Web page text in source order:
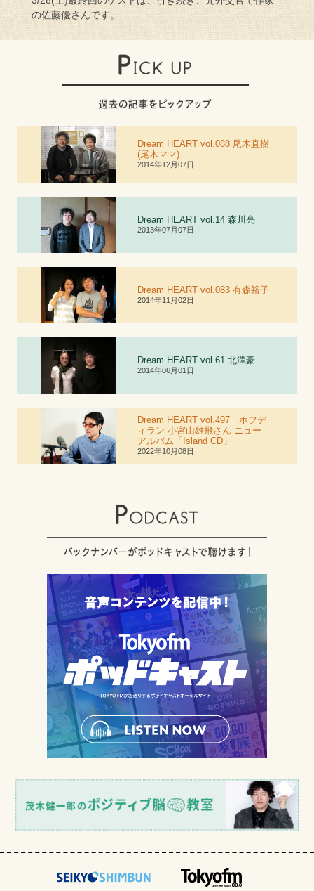
の佐藤優さんです。
Dream HEART vol.088 尾木直樹
(尾木ママ)
2014年12月07日
Dream HEART vol.14 森川亮
2013年07月07日
Dream HEART vol.083 有森裕子
2014年11月02日
Dream HEART vol.61北澤豪
2014年06月01日
Dream HEART vol.497 ホフデ
ィラン 小宮山雄飛さん ニュー
アルバム「Island CD」
2022年10月08日